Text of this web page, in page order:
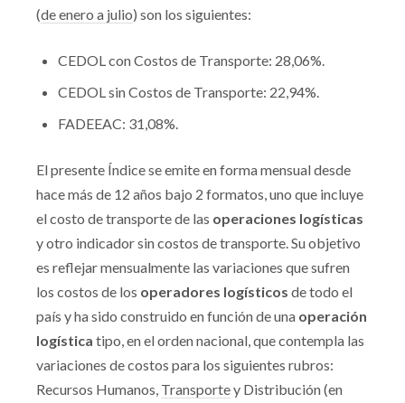
(de enero a julio) son los siguientes:
CEDOL con Costos de Transporte: 28,06%.
CEDOL sin Costos de Transporte: 22,94%.
FADEEAC: 31,08%.
El presente Índice se emite en forma mensual desde
hace más de 12 años bajo 2 formatos, uno que incluye
el costo de transporte de las operaciones logísticas
y otro indicador sin costos de transporte. Su objetivo
es reflejar mensualmente las variaciones que sufren
los costos de los operadores logísticos de todo el
país y ha sido construido en función de una operación
logística tipo, en el orden nacional, que contempla las
variaciones de costos para los siguientes rubros:
Recursos Humanos, Transportey Distribución (en